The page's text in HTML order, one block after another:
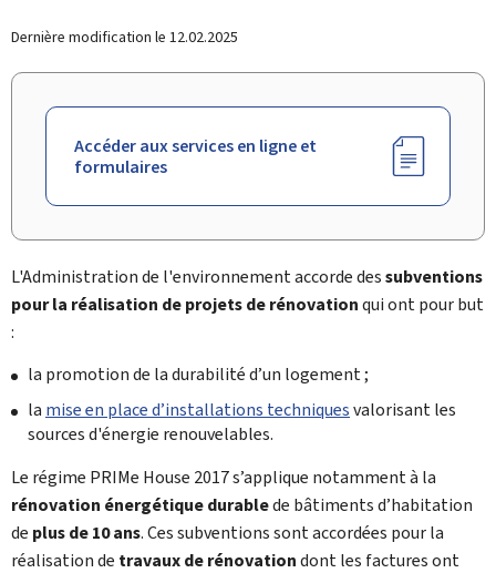
Dernière modification le 12.02.2025
Accéder aux services en ligne et
formulaires
L'Administration de l'environnement accorde dessubventions
pour la réalisation de projets de rénovationqui ont pour but
:
la promotion de la durabilité d’un logement ;
la mise en place d’installations techniquesvalorisant les
sources d'énergie renouvelables.
Le régime PRIMe House 2017 s’applique notamment à la
rénovation énergétique durablede bâtiments d’habitation
de plus de 10 ans. Ces subventions sont accordées pour la
réalisation de travaux de rénovationdont les factures ont